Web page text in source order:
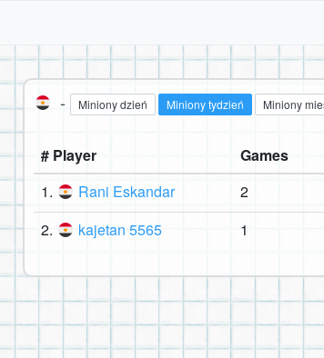
- Miniony dzień Miniony tydzień Miniony
# Player Games
1.
Rani Eskandar 2
2. kajetan 5565 1